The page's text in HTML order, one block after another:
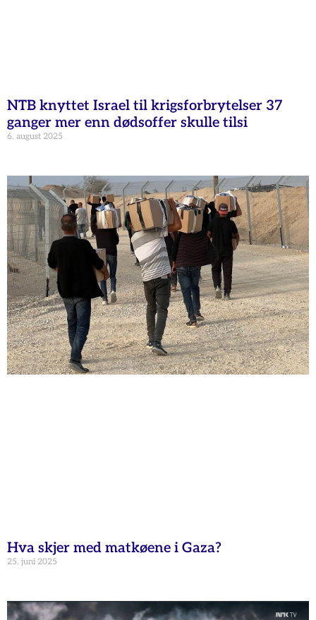
NTB knyttet Israel til krigsforbrytelser 37
ganger mer enn dødsoffer skulle tilsi
6. august 2025
Hva skjer med matkøene i Gaza?
25. juni 2025